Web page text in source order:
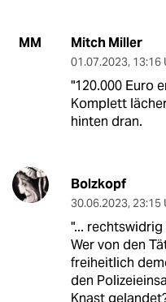
MM Mitch Miller
01.07.2023, 13:16
"120.000 Euro
Komplett
hinten dran.
Bolzkopf
30.06.2023, 23:15
"... rechtswidrig
Wer von den
freiheitlich
den
Knast